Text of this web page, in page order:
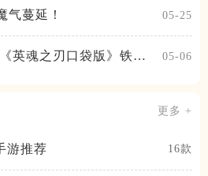
气蔓延！ 05-25
英魂之刃口袋版》铁扇
05-06
更多 +
游推荐 16款